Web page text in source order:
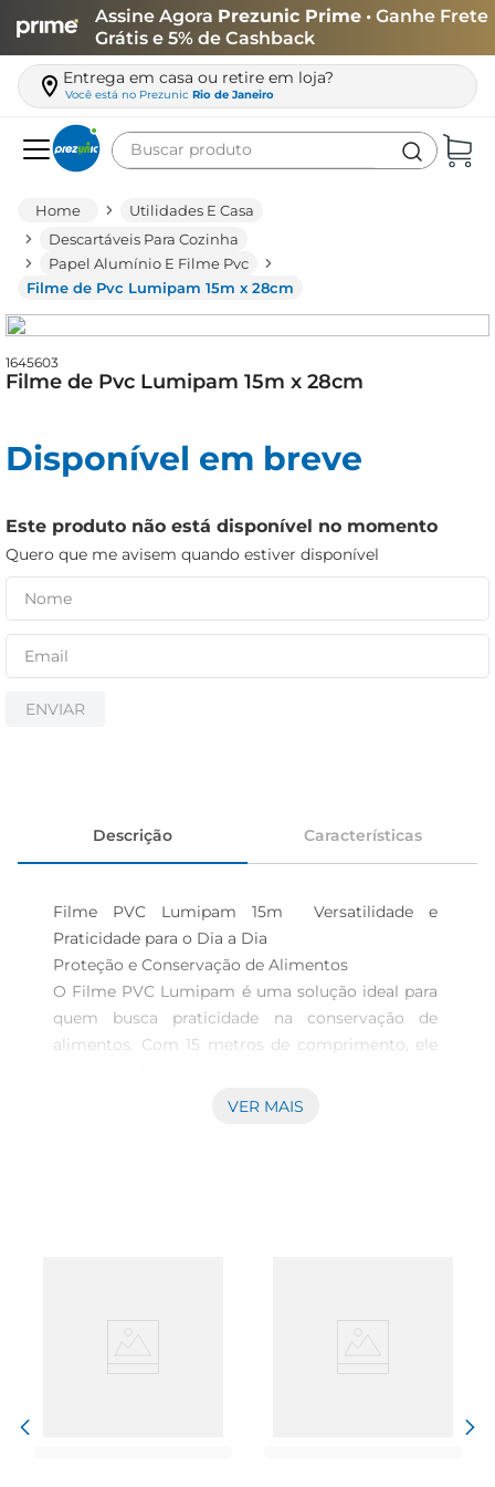
Assine Agora Prezunic Prime • Ganhe Frete
Grátis e 5% de Cashback
Entrega em casa ou retire em loja?
Você está no Prezunic Rio de Janeiro
Buscar produto
Utilidades E Casa
Descartáveis Para Cozinha
Papel Alumínio E Filme Pvc
Filme de Pvc Lumipam 15m x 28cm
1645603
Filme de Pvc Lumipam 15m x 28cm
Disponível em breve
Este produto não está disponível no momento
Quero que me avisem quando estiver disponível
ENVIAR
Descrição Características
Filme PVC Lumipam 15m  Versatilidade e
Praticidade para o Dia a Dia
Proteção e Conservação de Alimentos
O Filme PVC Lumipam é uma solução ideal para
quem busca praticidade na conservação de
alimentos. Com 15 metros de comprimento, ele
recipientes, garantindo que seus alimentos
desejada e aplicar sobre o recipiente, garantindo
VER MAIS
leite
queijo
arroz
biscoito
iogurte
papel higiênico